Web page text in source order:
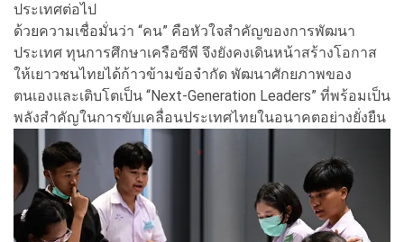
ประเทศต่อไป
ด้วยความเชื่อมั่นว่า “คน” คือหัวใจสำคัญของการพัฒนา
ประเทศ ทุนการศึกษาเครือซีพี จึงยังคงเดินหน้าสร้างโอกาส
ให้เยาวชนไทยได้ก้าวข้ามข้อจำกัด พัฒนาศักยภาพของ
ตนเองและเติบโตเป็น “Next-Generation Leaders” ที่พร้อมเป็น
พลังสำคัญในการขับเคลื่อนประเทศไทยในอนาคตอย่างยั่งยืน